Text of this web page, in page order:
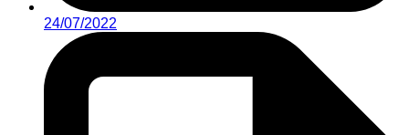
24/07/2022